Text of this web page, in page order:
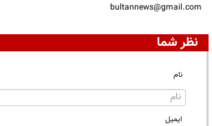
bultannews@gmail.com
نظر شما
نام
ایمیل